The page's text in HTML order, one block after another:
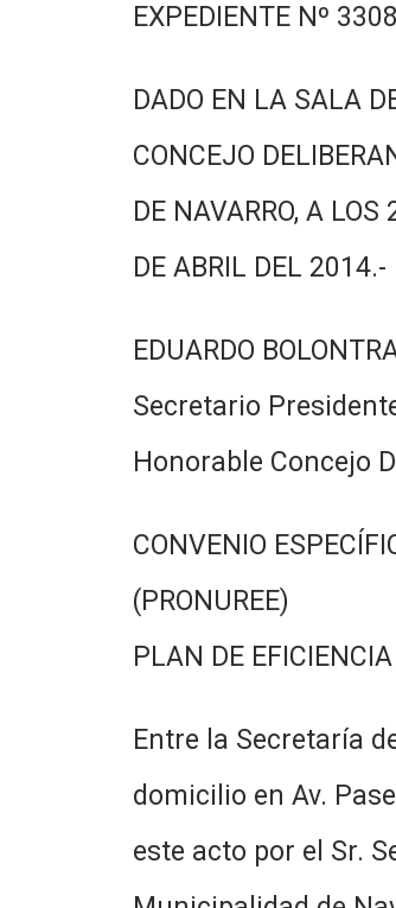
EXPEDIENTE Nº
DADO EN LA SALA
CONCEJO
DE NAVARRO, A
DE ABRIL DEL 2014.-
EDUARDO
Secretario
Honorable Concejo
CONVENIO
(PRONUREE)
PLAN DE
Entre la Secretaría
domicilio en Av.
este acto por el Sr.